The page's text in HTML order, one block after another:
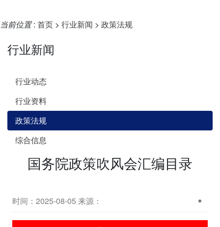
当前位置: 首页 > 行业新闻 > 政策法规
行业新闻
行业动态
行业资料
政策法规
综合信息
国务院政策吹风会汇编目录
时间：2025-08-05 来源：